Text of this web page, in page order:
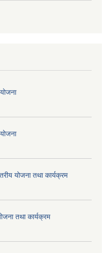
योजना तथा कार्यक्रम
तथा कार्यक्रम